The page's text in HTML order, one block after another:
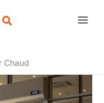
Chaud